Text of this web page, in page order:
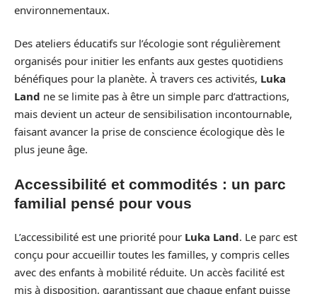
environnementaux.
Des ateliers éducatifs sur l’écologie sont régulièrement
organisés pour initier les enfants aux gestes quotidiens
bénéfiques pour la planète. À travers ces activités, Luka
Land ne se limite pas à être un simple parc d’attractions,
mais devient un acteur de sensibilisation incontournable,
faisant avancer la prise de conscience écologique dès le
plus jeune âge.
Accessibilité et commodités : un parc
familial pensé pour vous
L’accessibilité est une priorité pour Luka Land. Le parc est
conçu pour accueillir toutes les familles, y compris celles
avec des enfants à mobilité réduite. Un accès facilité est
mis à disposition, garantissant que chaque enfant puisse